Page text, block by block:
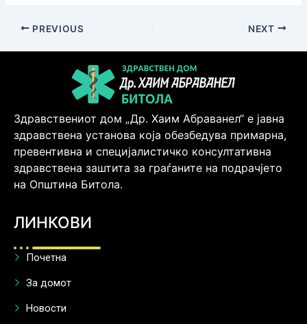
PREVIOUS NEXT
Здравствениот дом „Др. Хаим Абраванел“ е јавна
здравствена установа која обезбедува примарна,
превентивна и специјалистичко консултативна
здравствена заштита за граѓаните на подрачјето
на Општина Битола.
ЛИНКОВИ
Почетна
За домот
Новости